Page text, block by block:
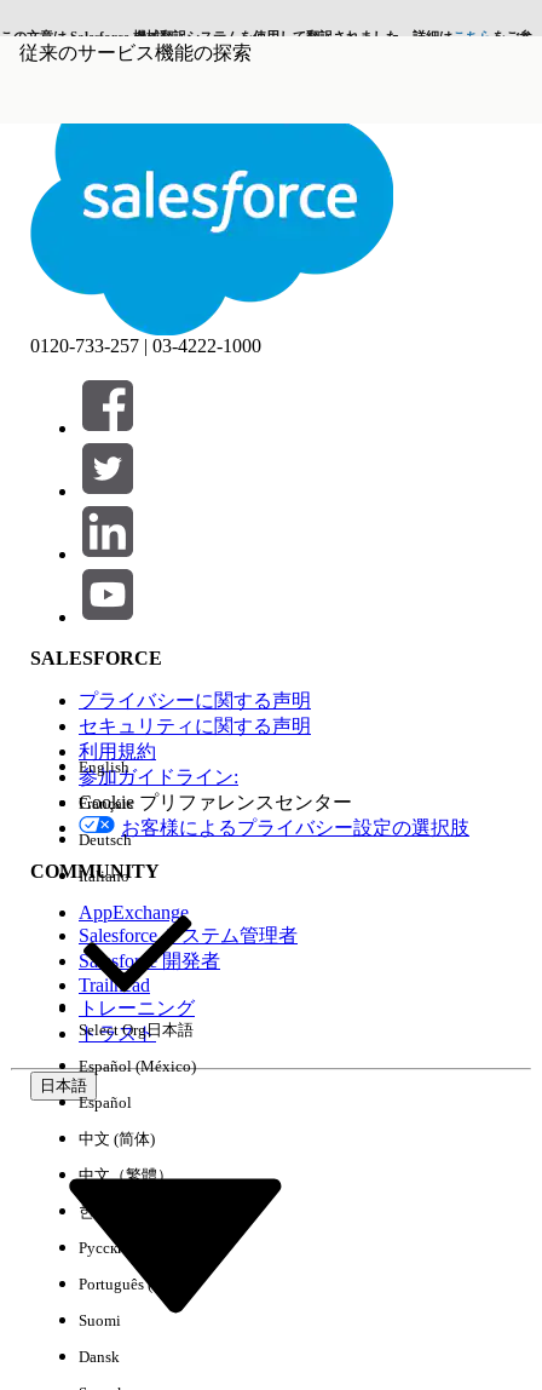
この文章は Salesforce 機械翻訳システムを使用して翻訳されました。詳細はこちら をご参
照ください。
英語に切り替える 今はしません
閉じる 閉じる
従来のサービス機能の探索
絞り込み条件 (0)
絞り込み条件を選択
製品エリア
機能の影響
エディション
環境
0120-733-257 | 03-4222-1000
SALESFORCE
プライバシーに関する声明
セキュリティに関する声明
利用規約
参加ガイドライン:
Cookie プリファレンスセンター
お客様によるプライバシー設定の選択肢
COMMUNITY
AppExchange
Salesforce システム管理者
Salesforce 開発者
Trailhead
トレーニング
トラスト
日本語
English
Français
Deutsch
Italiano
Select Org日本語
Español (México)
Español
中文 (简体)
中文（繁體）
한국어
Русский
Português (Brasil)
Suomi
Dansk